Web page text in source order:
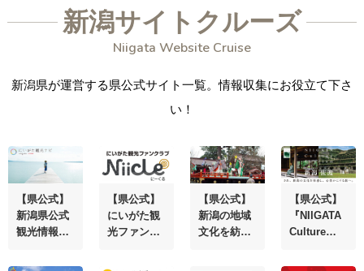
新潟サイトクルーズ
Niigata Website Cruise
新潟県が運営する県公式サイト一覧。情報収集にお役立て下さ
い！
【県公式】
新潟県公式
観光情報サ
がた観光ナ
【県公式】
にいがた観
光ファンク
【県公式】
新潟の地域
文化を紡ぎ
【県公式】
『NIIGATA
Culture
新潟の文化